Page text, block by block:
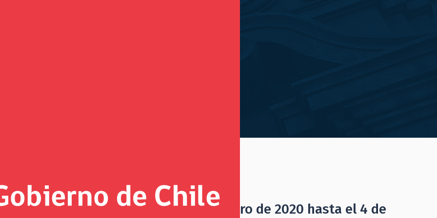
Página 8
Exento vigente desde el 27 de febrero de 2020 hasta el 4 de